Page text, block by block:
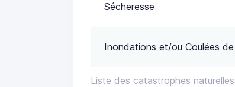
Liste des catastrophes
Sécheresse
Inondations et/ou Coulées